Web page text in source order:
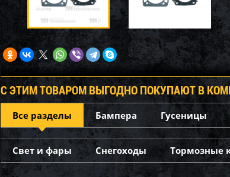
С ЭТИМ ТОВАРОМ ВЫГОДНО ПОКУПАЮТ В
Все разделы Бампера Гусеницы
Свет и фары Снегоходы Тормозные